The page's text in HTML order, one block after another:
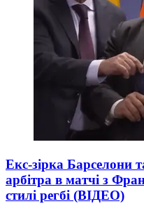
Екс-зірка Барселони
арбітра в матчі з
стилі регбі (ВІДЕО)